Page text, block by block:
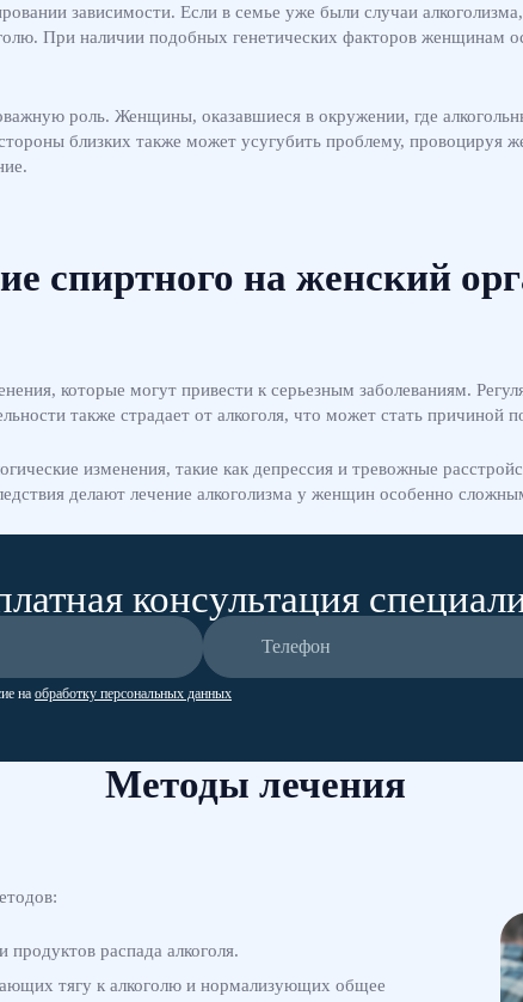
зависимости. Если в семье уже были случаи
При наличии подобных генетических факторов женщинам
роль. Женщины, оказавшиеся в окружении, где
близких также может усугубить проблему, провоцируя
спиртного на женский
которые могут привести к серьезным заболеваниям.
также страдает от алкоголя, что может стать причиной
изменения, такие как депрессия и тревожные
делают лечение алкоголизма у женщин особенно
консультация
на обработку персональных данных
Методы лечения
распада алкоголя.
тягу к алкоголю и нормализующих общее